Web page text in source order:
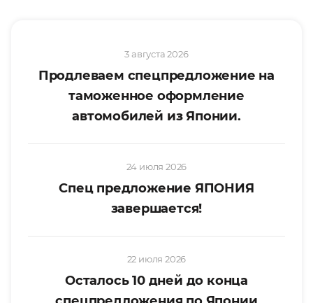
3 августа 2026
Продлеваем спецпредложение на
таможенное оформление
автомобилей из Японии.
24 июля 2026
Спец предложение ЯПОНИЯ
завершается!
22 июля 2026
Осталось 10 дней до конца